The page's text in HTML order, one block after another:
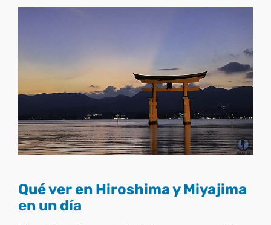
Qué ver en Hiroshima y
Miyajima en un día
Japón
Qué ver en Hiroshima y Miyajima
en un día